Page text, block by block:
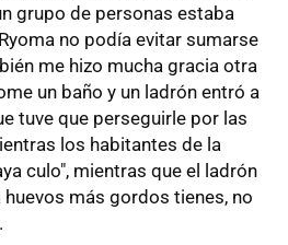
grupo de personas estaba
no podía evitar sumarse
me hizo mucha gracia otra
un baño y un ladrón entró a
tuve que perseguirle por las
los habitantes de la
culo", mientras que el ladrón
más gordos tienes, no